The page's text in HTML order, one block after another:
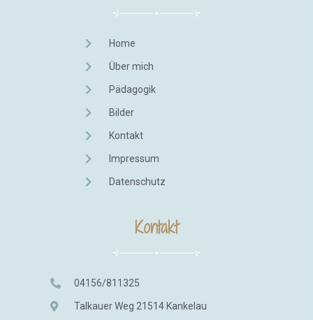
Home
Über mich
Pädagogik
Bilder
Kontakt
Impressum
Datenschutz
Kontakt
04156/811325
Talkauer Weg 21514 Kankelau